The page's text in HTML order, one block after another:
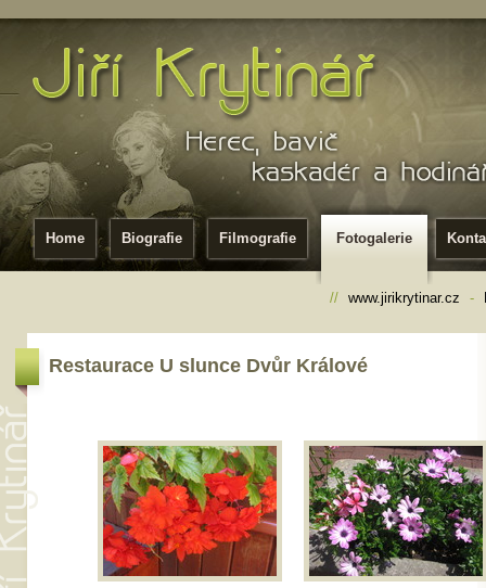
Home Biografie Filmografie Fotogalerie
// www.jirikrytinar.cz -
Restaurace U slunce Dvůr Králové